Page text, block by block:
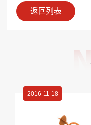
返回列表
2016-11-18